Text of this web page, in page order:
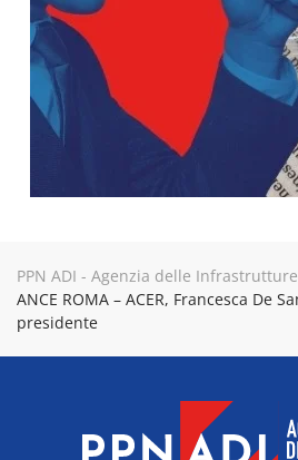
PPN ADI - Agenzia delle Infrastrutture
ANCE ROMA – ACER, Francesca De
presidente